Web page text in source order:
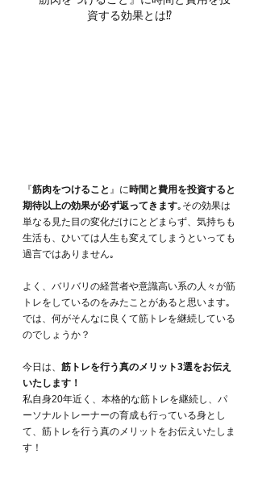
資する効果とは⁉︎
『筋肉をつけること 』に時間と費用を投資すると
期待以上の効果が必ず返ってきます｡その効果は
単なる見た目の変化だけにとどまらず、気持ちも
生活も、ひいては人生も変えてしまうといっても
過言ではありません｡
よく、バリバリの経営者や意識高い系の人々が筋
トレをしているのをみたことがあると思います｡
では、何がそんなに良くて筋トレを継続している
のでしょうか？
今日は、 筋トレを行う真のメリット3選をお伝え
いたします！
私自身20年近く、本格的な筋トレを継続し、パ
ーソナルトレーナーの育成も行っている身とし
て、筋トレを行う真のメリットをお伝えいたしま
す！